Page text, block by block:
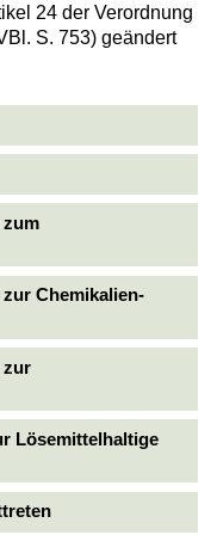
24 der Verordnung
S. 753) geändert
zum
Chemikalien-
zur
Lösemittelhaltige